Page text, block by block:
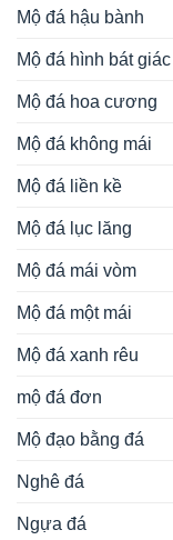
Mộ đá hậu bành
Mộ đá hình bát giác
Mộ đá hoa cương
Mộ đá không mái
Mộ đá liền kề
Mộ đá lục lăng
Mộ đá mái vòm
Mộ đá một mái
Mộ đá xanh rêu
mộ đá đơn
Mộ đạo bằng đá
Nghê đá
Ngựa đá